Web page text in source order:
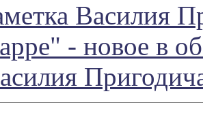
Василия
- новое в